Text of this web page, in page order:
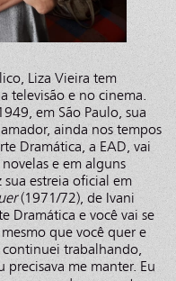
Liza Vieira tem
televisão e no cinema.
em São Paulo, sua
ainda nos tempos
Dramática, a EAD, vai
e em alguns
sua estreia oficial em
(1971/72), de Ivani
Dramática e você vai se
que você quer e
trabalhando,
precisava me manter. Eu